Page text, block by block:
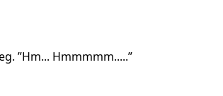
”Hm... Hmmmmm.....”